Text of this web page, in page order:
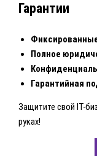
Гарантии
Полное
Гарантийная
Защитите свой IT-
руках!